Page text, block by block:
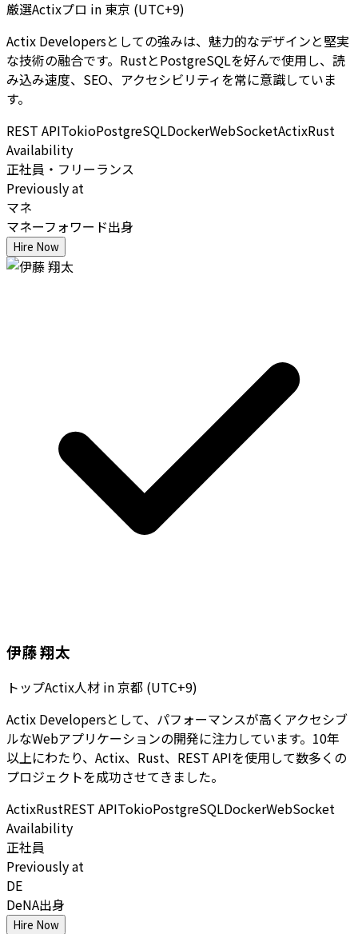
厳選Actixプロ in 東京 (UTC+9)
Actix Developersとしての強みは、魅力的なデザインと堅実
な技術の融合です。RustとPostgreSQLを好んで使用し、読
み込み速度、SEO、アクセシビリティを常に意識していま
す。
REST APITokioPostgreSQLDockerWebSocketActixRust
Availability
正社員・フリーランス
Previously at
マネ
マネーフォワード出身
Hire Now
伊藤 翔太
トップActix人材 in京都 (UTC+9)
Actix Developersとして、パフォーマンスが高くアクセシブ
ルなWebアプリケーションの開発に注力しています。10年
以上にわたり、Actix、Rust、REST APIを使用して数多くの
プロジェクトを成功させてきました。
ActixRustREST APITokioPostgreSQLDockerWebSocket
Availability
正社員
Previously at
DE
DeNA出身
Hire Now